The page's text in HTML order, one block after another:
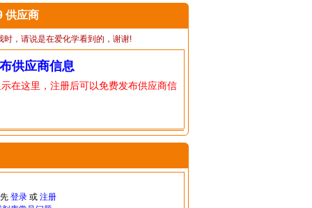
供应商
时，请说是在爱化学看到的，谢谢!
供应商信息
在这里，注册后可以免费发布供应商信
登录或 注册